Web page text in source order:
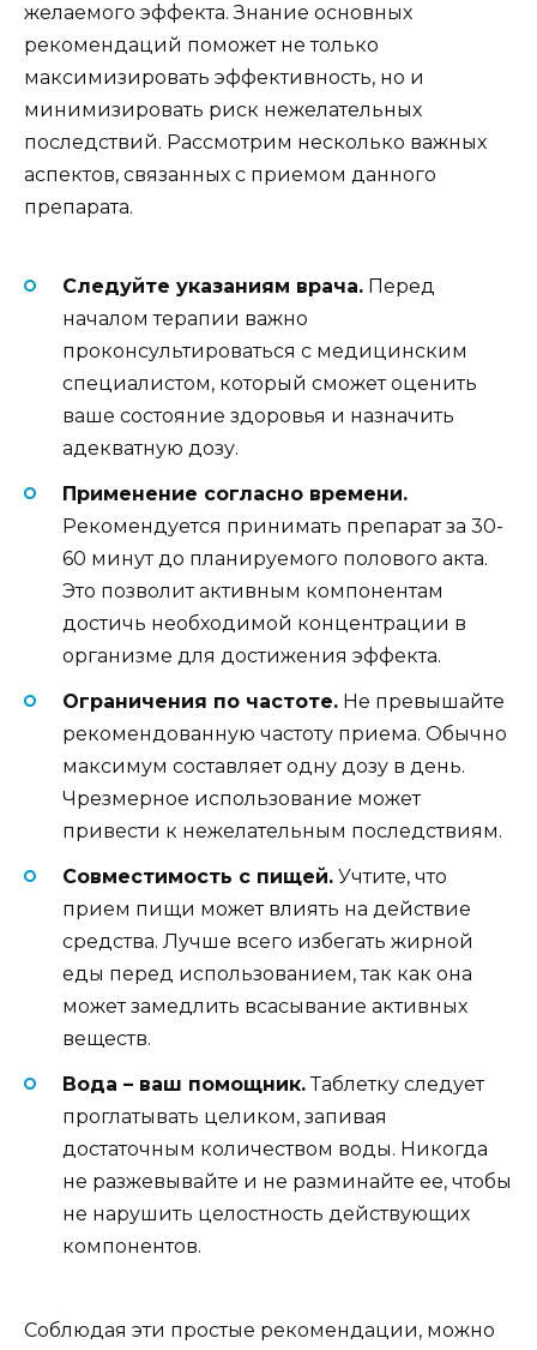
желаемого эффекта. Знание основных
рекомендаций поможет не только
максимизировать эффективность, но и
минимизировать риск нежелательных
последствий. Рассмотрим несколько важных
аспектов, связанных с приемом данного
препарата.
Следуйте указаниям врача. Перед
началом терапии важно
проконсультироваться с медицинским
специалистом, который сможет оценить
ваше состояние здоровья и назначить
адекватную дозу.
Применение согласно времени.
Рекомендуется принимать препарат за 30-
60 минут до планируемого полового акта.
Это позволит активным компонентам
достичь необходимой концентрации в
организме для достижения эффекта.
Ограничения по частоте. Не превышайте
рекомендованную частоту приема. Обычно
максимум составляет одну дозу в день.
Чрезмерное использование может
привести к нежелательным последствиям.
Совместимость с пищей. Учтите, что
прием пищи может влиять на действие
средства. Лучше всего избегать жирной
еды перед использованием, так как она
может замедлить всасывание активных
веществ.
Вода – ваш помощник.Таблетку следует
проглатывать целиком, запивая
достаточным количеством воды. Никогда
не разжевывайте и не разминайте ее, чтобы
не нарушить целостность действующих
компонентов.
Соблюдая эти простые рекомендации, можно